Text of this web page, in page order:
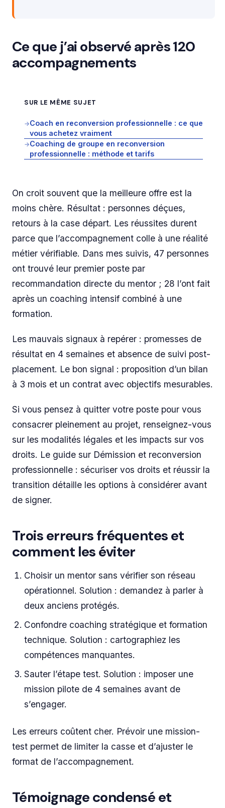
Ce que j’ai observé après 120
accompagnements
SUR LE MÊME SUJET
→Coach en reconversion professionnelle : ce que
vous achetez vraiment
→Coaching de groupe en reconversion
professionnelle : méthode et tarifs
On croit souvent que la meilleure offre est la
moins chère. Résultat : personnes déçues,
retours à la case départ. Les réussites durent
parce que l’accompagnement colle à une réalité
métier vérifiable. Dans mes suivis, 47 personnes
ont trouvé leur premier poste par
recommandation directe du mentor ; 28 l’ont fait
après un coaching intensif combiné à une
formation.
Les mauvais signaux à repérer : promesses de
résultat en 4 semaines et absence de suivi post-
placement. Le bon signal : proposition d’un bilan
à 3 mois et un contrat avec objectifs mesurables.
Si vous pensez à quitter votre poste pour vous
consacrer pleinement au projet, renseignez-vous
sur les modalités légales et les impacts sur vos
droits. Le guide sur Démission et reconversion
professionnelle : sécuriser vos droits et réussir la
transition détaille les options à considérer avant
de signer.
Trois erreurs fréquentes et
comment les éviter
Choisir un mentor sans vérifier son réseau
opérationnel. Solution : demandez à parler à
deux anciens protégés.
Confondre coaching stratégique et formation
technique. Solution : cartographiez les
compétences manquantes.
Sauter l’étape test. Solution : imposer une
mission pilote de 4 semaines avant de
s’engager.
Les erreurs coûtent cher. Prévoir une mission-
test permet de limiter la casse et d’ajuster le
format de l’accompagnement.
Témoignage condensé et